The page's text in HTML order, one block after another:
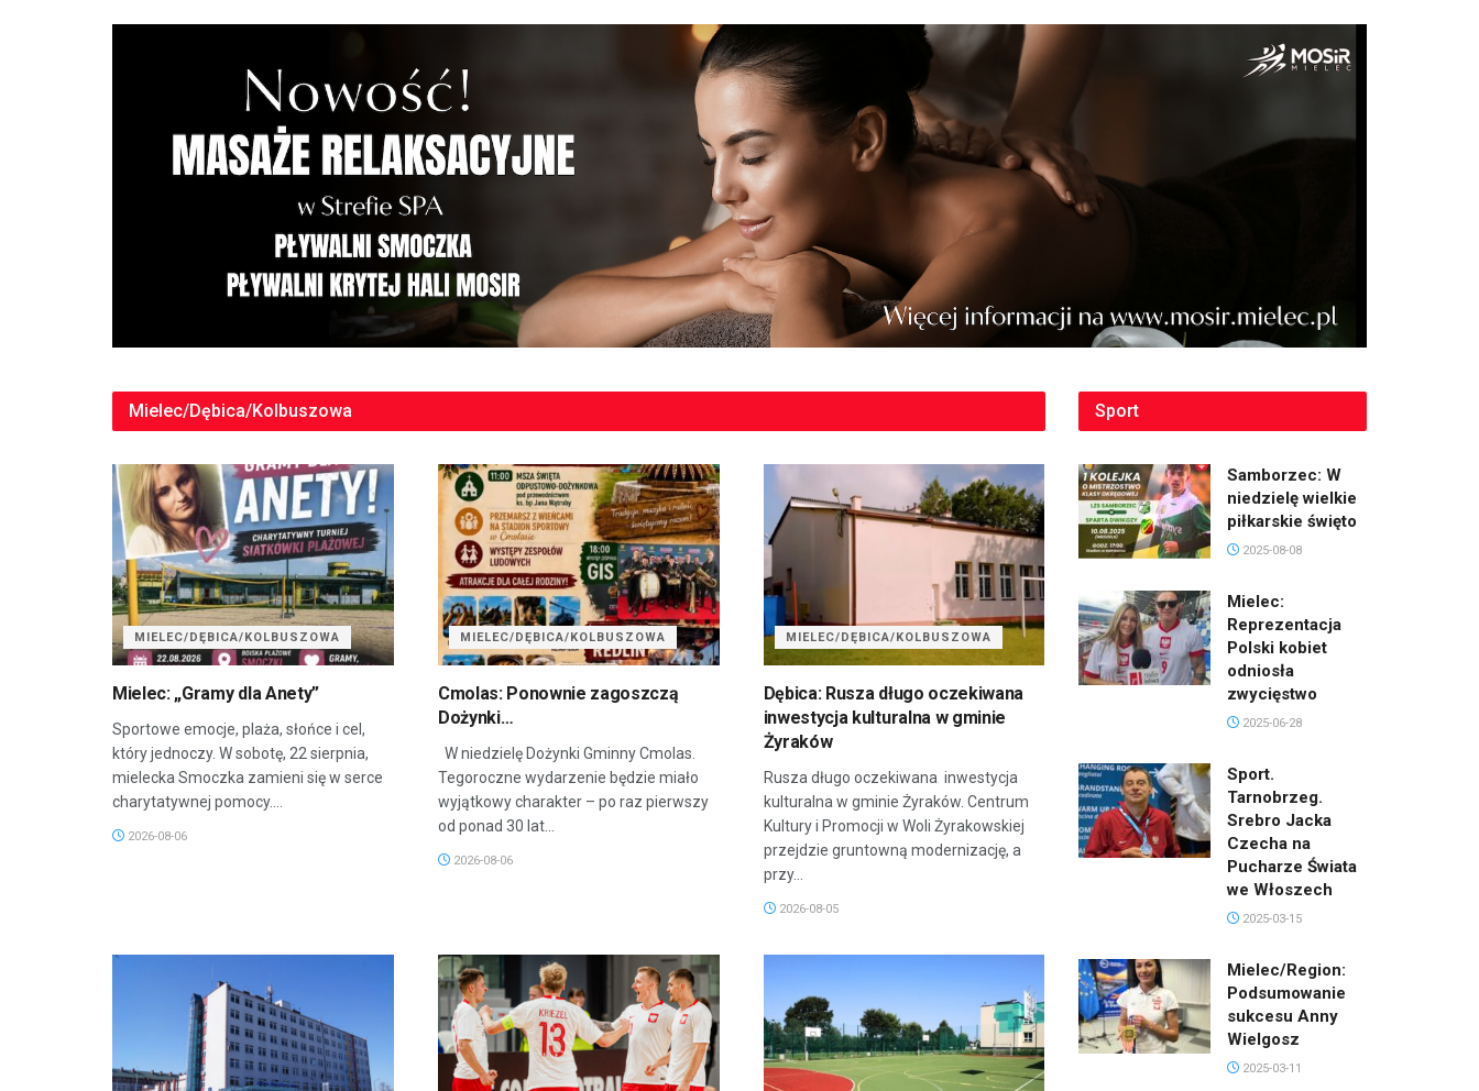
Mielec/Dębica/Kolbuszowa
MIELEC/DĘBICA/KOLBUSZOWA
Mielec: „Gramy dla Anety”
Sportowe emocje, plaża, słońce i cel,
który jednoczy. W sobotę, 22 sierpnia,
mielecka Smoczka zamieni się w serce
charytatywnej pomocy....
2026-08-06
MIELEC/DĘBICA/KOLBUSZOWA
Cmolas: Ponownie zagoszczą
Dożynki…
W niedzielę Dożynki Gminny Cmolas.
Tegoroczne wydarzenie będzie miało
wyjątkowy charakter – po raz pierwszy
od ponad 30 lat...
2026-08-06
MIELEC/DĘBICA/KOLBUSZOWA
Dębica: Rusza długo oczekiwana
inwestycja kulturalna w gminie
Żyraków
Rusza długo oczekiwana inwestycja
kulturalna w gminie Żyraków. Centrum
Kultury i Promocji w Woli Żyrakowskiej
przejdzie gruntowną modernizację, a
przy...
2026-08-05
Sport
Samborzec: W
niedzielę wielkie
piłkarskie święto
2025-08-08
Mielec:
Reprezentacja
Polski kobiet
odniosła
zwycięstwo
2025-06-28
Sport.
Tarnobrzeg.
Srebro Jacka
Czecha na
Pucharze Świata
we Włoszech
2025-03-15
Mielec/Region:
Podsumowanie
sukcesu Anny
Wielgosz
2025-03-11